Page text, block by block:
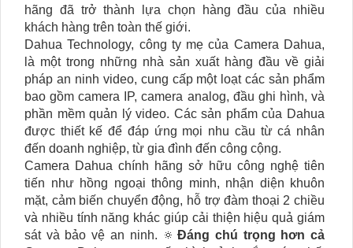
hãng đã trở thành lựa chọn hàng đầu của nhiều
khách hàng trên toàn thế giới.
Dahua Technology, công ty mẹ của Camera Dahua,
là một trong những nhà sản xuất hàng đầu về giải
pháp an ninh video, cung cấp một loạt các sản phẩm
bao gồm camera IP, camera analog, đầu ghi hình, và
phần mềm quản lý video. Các sản phẩm của Dahua
được thiết kế để đáp ứng mọi nhu cầu từ cá nhân
đến doanh nghiệp, từ gia đình đến công cộng.
Camera Dahua chính hãng sở hữu công nghệ tiên
tiến như hồng ngoại thông minh, nhận diện khuôn
mặt, cảm biến chuyển động, hỗ trợ đàm thoại 2 chiều
và nhiều tính năng khác giúp cải thiện hiệu quả giám
sát và bảo vệ an ninh. 🔅Đáng chú trọng hơn cả